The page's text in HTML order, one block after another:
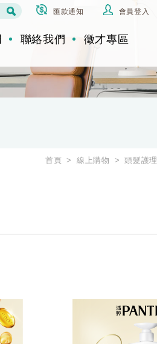
匯款通知 會員登入
聯絡我們 徵才專區
首頁 線上購物 頭髮護理